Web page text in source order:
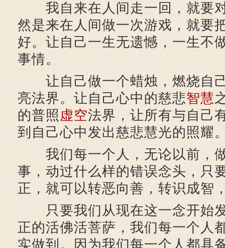
我自来在人间走一回，就要
然是来在人间做一次游戏，就要
好。让自己一生无遗憾，一生不
事情。
让自己做一个蜡烛，燃烧自
亮法界。让自己心中的慈悲智慧
的普照 虚空法界，让所有与自己
到自己心中发出慈悲慧光的照耀
我们每一个人，无论以前，
事，动过什么样的错误念头，只
正，就可以转恶向善，转识成智
只要我们从现在这一念开始
正的活佛活菩萨，我们每一个人
实做到。因为我们每一个人都具